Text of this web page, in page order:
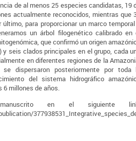
de al menos 25 especies candidatas, 19
actualmente reconocidos, mientras que
último, para proporcionar un marco
un árbol filogenético calibrado en
que confirmó un origen
seis clados principales en el grupo, cada
en diferentes regiones de la
dispersaron posteriormente por toda
del sistema hidrográfico
6 millones de años.
en el siguiente